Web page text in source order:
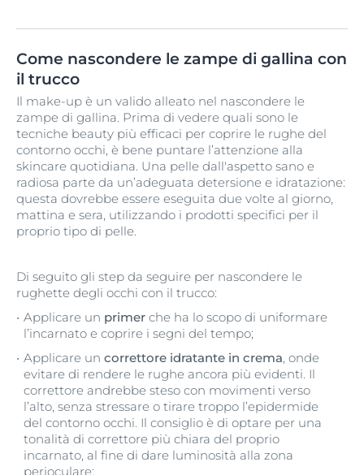
Come nascondere le zampe di gallina con
il trucco
Il make-up è un valido alleato nel nascondere le
zampe di gallina. Prima di vedere quali sono le
tecniche beauty più efficaci per coprire le rughe del
contorno occhi, è bene puntare l’attenzione alla
skincare quotidiana. Una pelle dall'aspetto sano e
radiosa parte da un’adeguata detersione e idratazione:
questa dovrebbe essere eseguita due volte al giorno,
mattina e sera, utilizzando i prodotti specifici per il
proprio tipo di pelle.
Di seguito gli step da seguire per nascondere le
rughette degli occhi con il trucco:
Applicare un primer che ha lo scopo di uniformare
l’incarnato e coprire i segni del tempo;
Applicare un correttore idratante in crema, onde
evitare di rendere le rughe ancora più evidenti. Il
correttore andrebbe steso con movimenti verso
l’alto, senza stressare o tirare troppo l’epidermide
del contorno occhi. Il consiglio è di optare per una
tonalità di correttore più chiara del proprio
incarnato, al fine di dare luminosità alla zona
perioculare;